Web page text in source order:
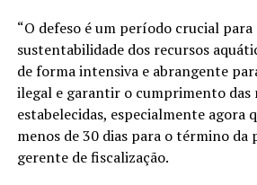
“O defeso é um período crucial para
sustentabilidade dos recursos
de forma intensiva e abrangente
ilegal e garantir o cumprimento das
estabelecidas, especialmente agora
menos de 30 dias para o término da
gerente de fiscalização.